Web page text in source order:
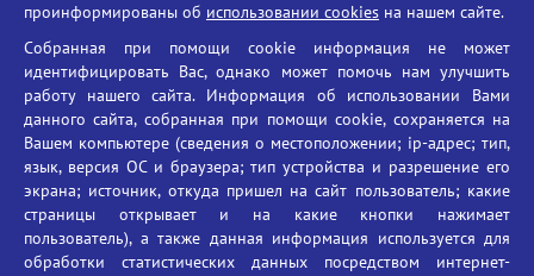
Противодействие угрозам информационной безопасности
Социальные ролики - Генеральная прокуратура РФ
Противодействие коррупции
БГУ против наркотиков
Брянский государственный университет
имени академика И.Г. Петровского
Время работы: пн-пт 09:00-18:00
проинформированы об использовании cookies на нашем сайте.
Собранная при помощи cookie информация не может
идентифицировать Вас, однако может помочь нам улучшить
работу нашего сайта. Информация об использовании Вами
данного сайта, собранная при помощи cookie, сохраняется на
Вашем компьютере (сведения о местоположении; ip-адрес; тип,
язык, версия ОС и браузера; тип устройства и разрешение его
экрана; источник, откуда пришел на сайт пользователь; какие
страницы открывает и на какие кнопки нажимает
пользователь), а также данная информация используется для
обработки статистических данных посредством интернет-